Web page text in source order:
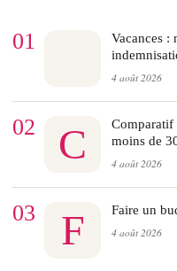
01
Vacances :
4 août 2026
02 C
Comparatif
moins de
4 août 2026
03 F Faire un
4 août 2026